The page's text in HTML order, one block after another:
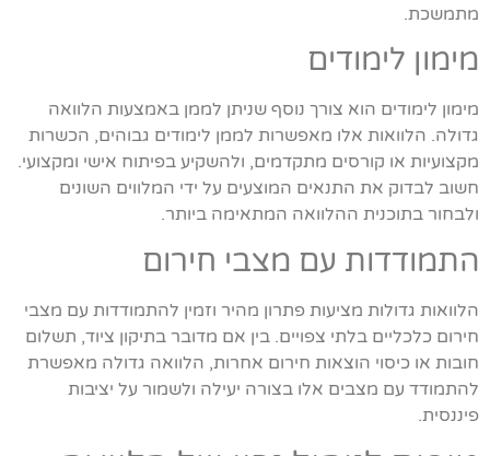
מתמשכת.
מימון לימודים
מימון לימודים הוא צורך נוסף שניתן לממן באמצעות הלוואה
גדולה. הלוואות אלו מאפשרות לממן לימודים גבוהים, הכשרות
מקצועיות או קורסים מתקדמים, ולהשקיע בפיתוח אישי ומקצועי.
חשוב לבדוק את התנאים המוצעים על ידי המלווים השונים
ולבחור בתוכנית ההלוואה המתאימה ביותר.
התמודדות עם מצבי חירום
הלוואות גדולות מציעות פתרון מהיר וזמין להתמודדות עם מצבי
חירום כלכליים בלתי צפויים. בין אם מדובר בתיקון ציוד, תשלום
חובות או כיסוי הוצאות חירום אחרות, הלוואה גדולה מאפשרת
להתמודד עם מצבים אלו בצורה יעילה ולשמור על יציבות
פיננסית.